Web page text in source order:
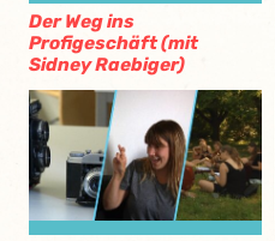
Der Weg ins
Profigeschäft (mit
Sidney Raebiger)